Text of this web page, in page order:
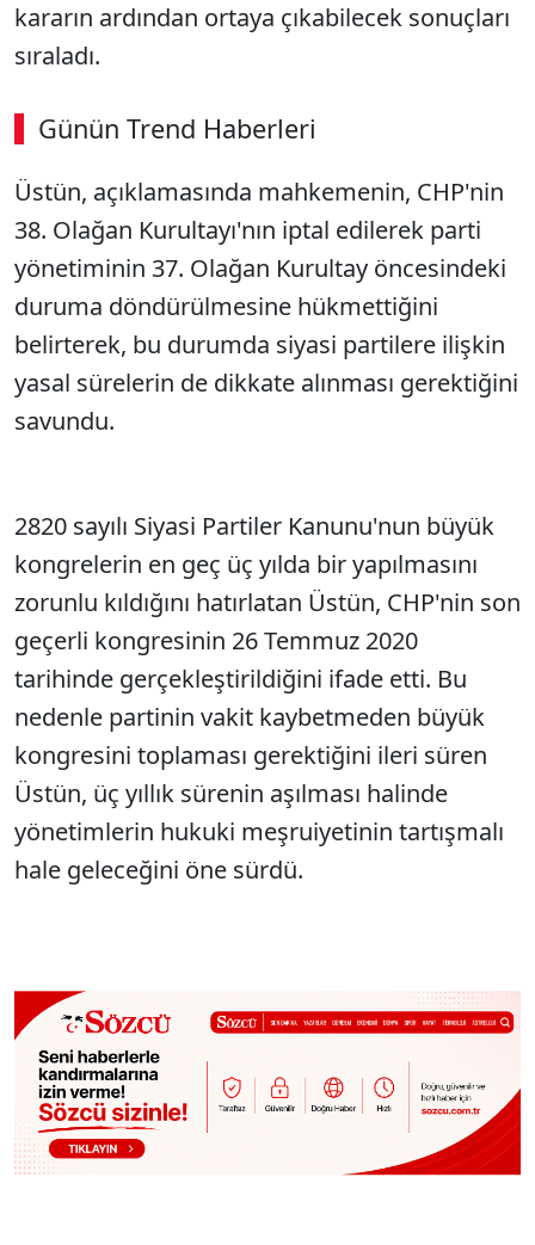
kararın ardından ortaya çıkabilecek sonuçları
sıraladı.
Günün Trend Haberleri
Üstün, açıklamasında mahkemenin, CHP'nin
38. Olağan Kurultayı'nın iptal edilerek parti
yönetiminin 37. Olağan Kurultay öncesindeki
duruma döndürülmesine hükmettiğini
belirterek, bu durumda siyasi partilere ilişkin
yasal sürelerin de dikkate alınması gerektiğini
savundu.
2820 sayılı Siyasi Partiler Kanunu'nun büyük
kongrelerin en geç üç yılda bir yapılmasını
zorunlu kıldığını hatırlatan Üstün, CHP'nin son
geçerli kongresinin 26 Temmuz 2020
tarihinde gerçekleştirildiğini ifade etti. Bu
nedenle partinin vakit kaybetmeden büyük
kongresini toplaması gerektiğini ileri süren
Üstün, üç yıllık sürenin aşılması halinde
yönetimlerin hukuki meşruiyetinin tartışmalı
hale geleceğini öne sürdü.